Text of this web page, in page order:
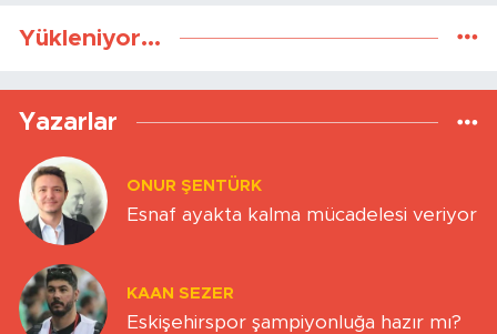
Yükleniyor...
Yazarlar
ONUR ŞENTÜRK
Esnaf ayakta kalma mücadelesi veriyor
KAAN SEZER
Eskişehirspor şampiyonluğa hazır mı?